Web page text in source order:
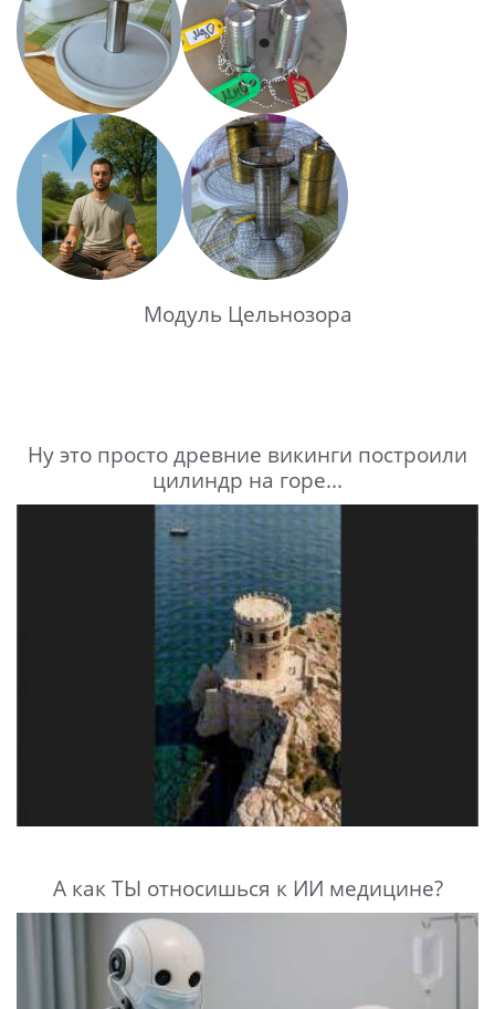
Модуль Цельнозора
Ну это просто древние викинги построили
цилиндр на горе...
А как ТЫ относишься к ИИ медицине?